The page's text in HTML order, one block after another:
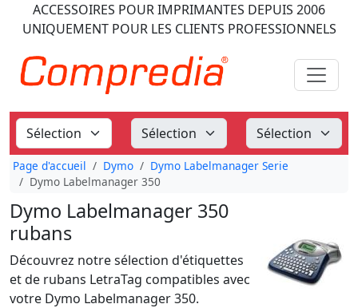
ACCESSOIRES POUR IMPRIMANTES DEPUIS 2006
UNIQUEMENT POUR LES CLIENTS PROFESSIONNELS
Page d'accueil Dymo
Dymo Labelmanager Serie
Dymo Labelmanager 350
Dymo Labelmanager 350
rubans
Découvrez notre sélection d'étiquettes
et de rubans LetraTag compatibles avec
votre Dymo Labelmanager 350.